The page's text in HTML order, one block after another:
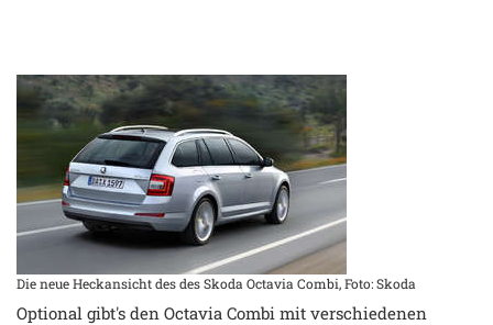
Die neue Heckansicht des des Skoda Octavia Combi, Foto: Skoda
Optional gibt's den Octavia Combi mit verschiedenen